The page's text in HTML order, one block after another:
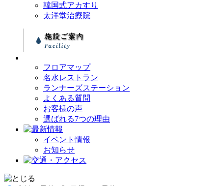
韓国式アカすり
太洋堂治療院
フロアマップ
名水レストラン
ランナーズステーション
よくある質問
お客様の声
選ばれる7つの理由
イベント情報
お知らせ